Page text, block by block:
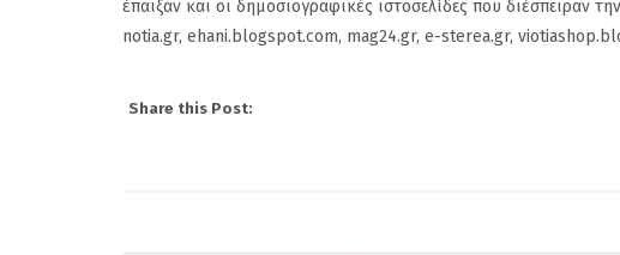
έπαιξαν και οι δημοσιογραφικές ιστοσελίδες που
notia.gr, ehani.blogspot.com, mag24.gr, e-sterea.gr,
Share this Post: